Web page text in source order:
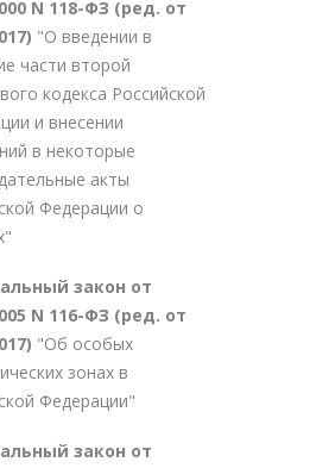
N 118-ФЗ (ред. от
"О введении в
части второй
кодекса Российской
и внесении
в некоторые
акты
Федерации о
закон от
N 116-ФЗ (ред. от
"Об особых
зонах в
Федерации"
закон от